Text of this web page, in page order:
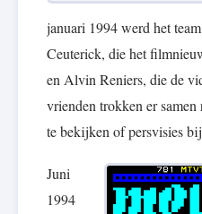
januari 1994 werd het
Ceuterick, die het
en Alvin Reniers, die de
vrienden trokken er
te bekijken of persvisies
Juni
1994